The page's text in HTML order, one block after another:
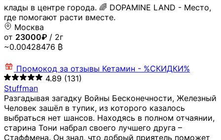
клады в центре города. 🌈 DOPAMINE LAND - Место,
где помогают расти вместе.
Москва
от 23000₽ / 2г
~0.00428476 ₿
Промокод за отзывы Кетамин - %СКИДКИ%
4.89 (131)
Stuffman
Разгадывая загадку Войны Бесконечности, Железный
Человек зашёл в тупик, из которого казалось
выбраться нет шансов. Находясь в полном отчаянии,
старина Тони набрал своего лучшего друга –
Стаффмена. Он знал, что добрый приятель поможет